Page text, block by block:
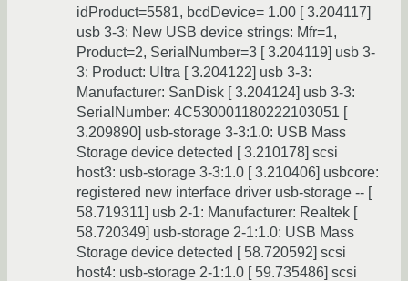
idProduct=5581, bcdDevice= 1.00 [ 3.204117]
usb 3-3: New USB device strings: Mfr=1,
Product=2, SerialNumber=3 [ 3.204119] usb 3-
3: Product: Ultra [ 3.204122] usb 3-3:
Manufacturer: SanDisk [ 3.204124] usb 3-3:
SerialNumber: 4C530001180222103051 [
3.209890] usb-storage 3-3:1.0: USB Mass
Storage device detected [ 3.210178] scsi
host3: usb-storage 3-3:1.0 [ 3.210406] usbcore:
registered new interface driver usb-storage -- [
58.719311] usb 2-1: Manufacturer: Realtek [
58.720349] usb-storage 2-1:1.0: USB Mass
Storage device detected [ 58.720592] scsi
host4: usb-storage 2-1:1.0 [ 59.735486] scsi